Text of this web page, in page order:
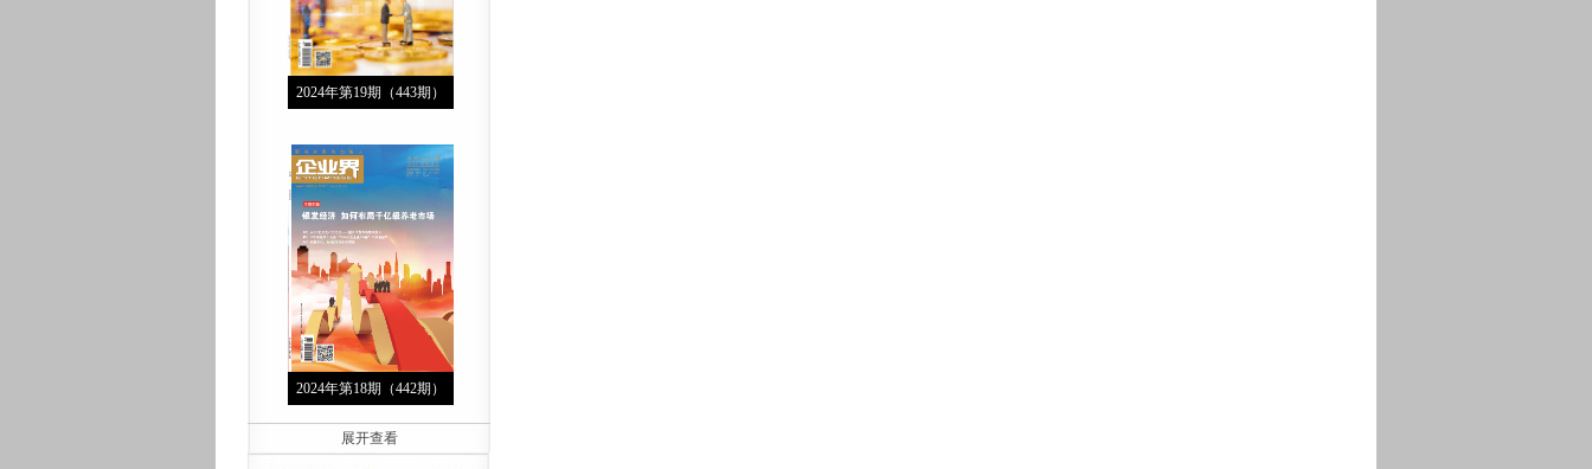
2024年第19期（443期）
2024年第18期（442期）
展开查看